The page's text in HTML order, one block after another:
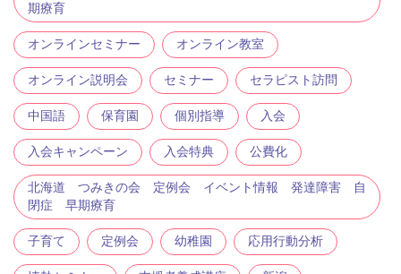
期療育
オンラインセミナー オンライン教室
オンライン説明会 セミナー セラピスト訪問
中国語 保育園 個別指導 入会
入会キャンペーン 入会特典 公費化
北海道 つみきの会 定例会 イベント情報 発達障害 自
閉症 早期療育
子育て 定例会 幼稚園 応用行動分析